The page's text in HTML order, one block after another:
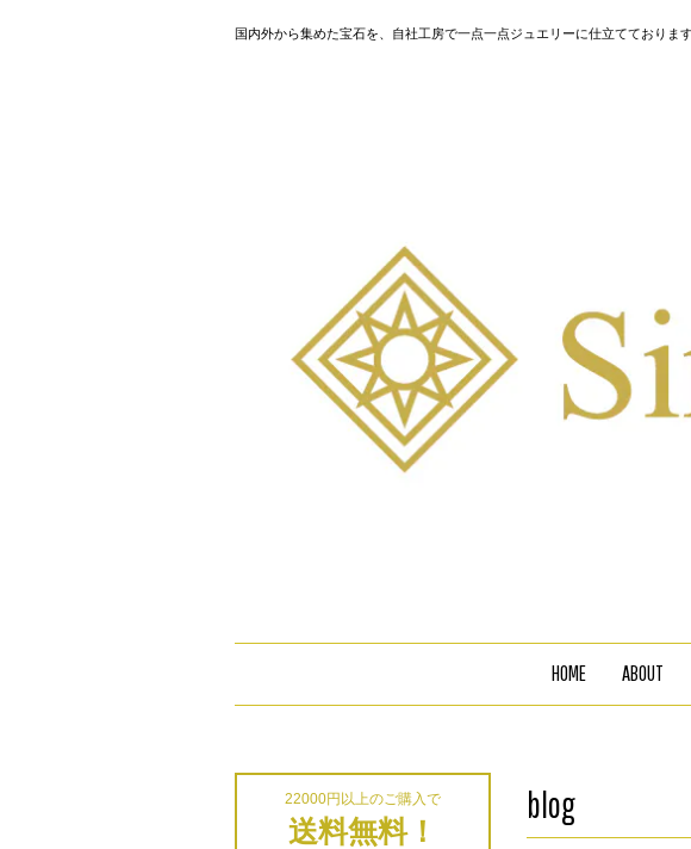
国内外から集めた宝石を、自社工房で一点一点ジュエリーに仕立てており
HOME ABOUT
blog
22000円以上のご購入で
送料無料！